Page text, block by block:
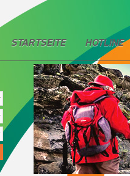
STARTSEITE HOTLINE